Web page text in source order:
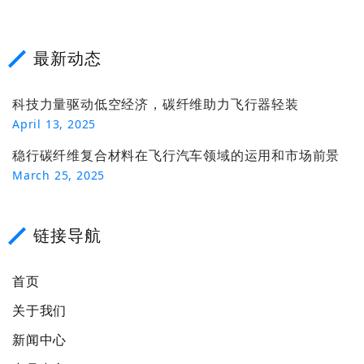
最新动态
科技力量驱动低空经济，碳纤维助力飞行器轻装
April 13, 2025
稳行碳纤维复合材料在飞行汽车领域的运用和市场前景
March 25, 2025
链接导航
首页
关于我们
新闻中心